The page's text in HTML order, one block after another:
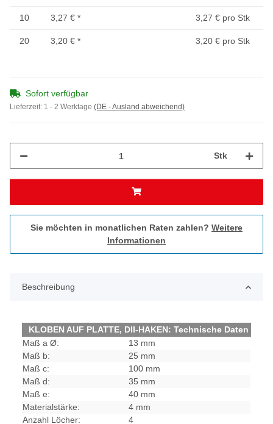
10 3,27 € * 3,27 € pro Stk
20 3,20 € * 3,20 € pro Stk
Sofort verfügbar
Lieferzeit: 1 - 2 Werktage (DE - Ausland abweichend)
Stk
Sie möchten in monatlichen Raten zahlen? Weitere
Informationen
Beschreibung
KLOBEN AUF PLATTE, DII-HAKEN: Technische Daten
Maß a Ø:
13 mm
Maß b:
25 mm
Maß c:
100 mm
Maß d:
35 mm
Maß e:
40 mm
Materialstärke:
4 mm
Anzahl Löcher:
4